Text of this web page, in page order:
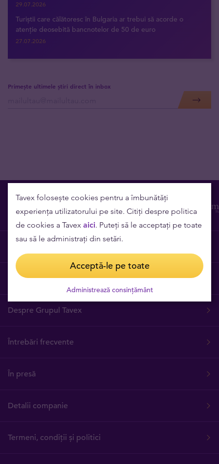
29.07.2026
Turiștii care călătoresc în Bulgaria ar trebui să acorde o
atenție deosebită bancnotelor de 50 de euro
27.07.2026
Primește ultimele știri direct în inbox
Cariere
Despre Grupul Tavex
Întrebări frecvente
În presă
Detalii companie
Termeni, condiții și politici
Tavex folosește cookies pentru a îmbunătăți
experiența utilizatorului pe site. Citiți despre politica
de cookies a Tavex aici. Puteți să le acceptați pe toate
sau să le administrați din setări.
Acceptă-le pe toate
Administrează consințământ